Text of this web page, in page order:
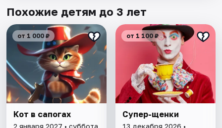
Похожие детям до 3 лет
от 1 000 ₽
Кот в сапогах
2 января 2027 • суббота
от 1 100 ₽
Супер-щенки
13 декабря 2026 •